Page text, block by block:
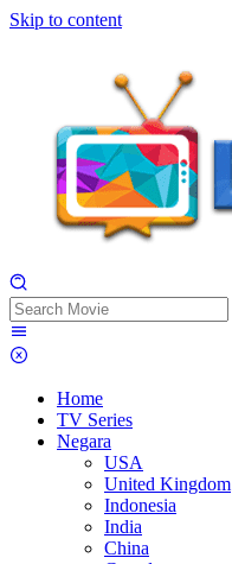
Skip to content
Home
TV Series
Negara
USA
United Kingdom
Indonesia
India
China